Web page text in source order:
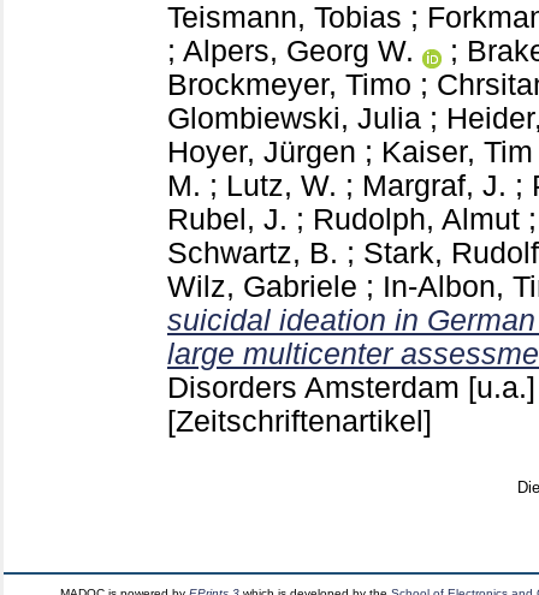
Teismann, Tobias ;
; Alpers, Georg W. ;
Brockmeyer, Timo ;
Glombiewski, Julia ;
Hoyer, Jürgen ; Kaiser, Tim
M. ; Lutz, W. ; Margraf, J. ;
Rubel, J. ; Rudolph, Almut
Schwartz, B. ; Stark, Rudolf
Wilz, Gabriele ; In-Albon,
suicidal ideation in
large multicenter
Disorders Amsterdam
[Zeitschriftenartikel]